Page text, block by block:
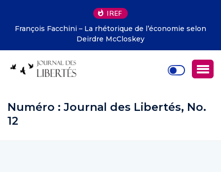
IREF
François Facchini – La rhétorique de l’économie selon
Deirdre McCloskey
Numéro : Journal des Libertés, No.
12